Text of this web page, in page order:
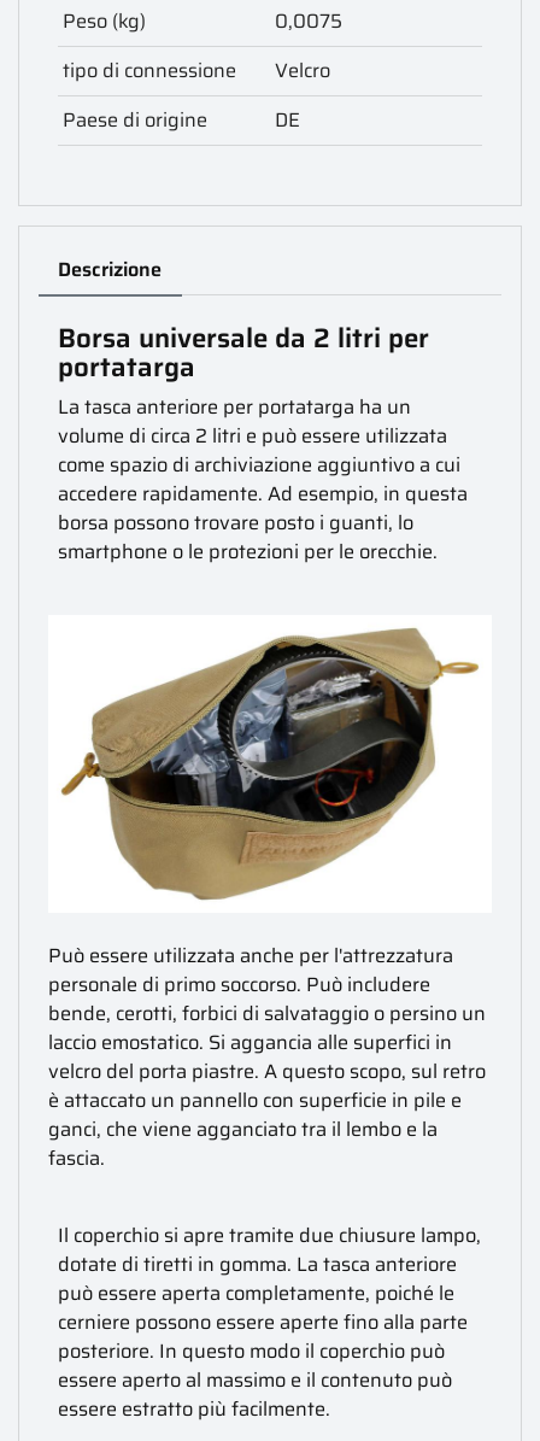
Peso (kg)
0,0075
tipo di connessione
Velcro
Paese di origine
DE
Descrizione
Borsa universale da 2 litri per
portatarga
La tasca anteriore per portatarga ha un
volume di circa 2 litri e può essere utilizzata
come spazio di archiviazione aggiuntivo a cui
accedere rapidamente. Ad esempio, in questa
borsa possono trovare posto i guanti, lo
smartphone o le protezioni per le orecchie.
Può essere utilizzata anche per l'attrezzatura
personale di primo soccorso. Può includere
bende, cerotti, forbici di salvataggio o persino un
laccio emostatico. Si aggancia alle superfici in
velcro del porta piastre. A questo scopo, sul retro
è attaccato un pannello con superficie in pile e
ganci, che viene agganciato tra il lembo e la
fascia.
Il coperchio si apre tramite due chiusure lampo,
dotate di tiretti in gomma. La tasca anteriore
può essere aperta completamente, poiché le
cerniere possono essere aperte fino alla parte
posteriore. In questo modo il coperchio può
essere aperto al massimo e il contenuto può
essere estratto più facilmente.